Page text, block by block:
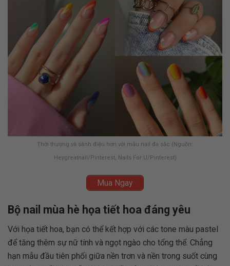
Thời thượng và sành điệu hơn với mẫu nail đa sắc (Nguồn:
Heygreatnail/Pinterest, Nails For U/Pinterest)
Mua Ngay
Bộ nail mùa hè họa tiết hoa đáng yêu
Với họa tiết hoa, bạn có thể kết hợp với các tone màu pastel
để tăng thêm sự nữ tính và ngọt ngào cho tổng thể. Chẳng
hạn mẫu đầu tiên phối giữa nền trơn và nền trong suốt cùng